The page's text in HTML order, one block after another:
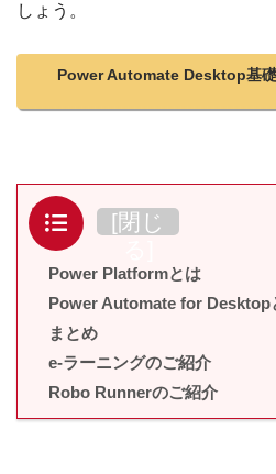
しょう。
Power Automate Desktop基
目次 [閉じ
Power Platformとは
Power Automate for
まとめ
e-ラーニングのご紹介
Robo Runnerのご紹介